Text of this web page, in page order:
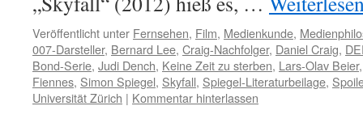
Veröffentlicht unter Fernsehen, Film, Medienkunde,
007-Darsteller, Bernard Lee, Craig-Nachfolger, Daniel Craig,
Bond-Serie, Judi Dench, Keine Zeit zu sterben, Lars-Olav Beier
Fiennes, Simon Spiegel, Skyfall, Spiegel-Literaturbeilage,
Universität Zürich | Kommentar hinterlassen